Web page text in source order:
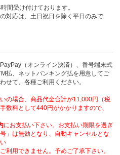
間受け付けております。
対応は、土日祝日を除く平日のみで
（オンライン決済）、番号端末式
払、ネットバンキング払を用意してご
せて、各種ご利用ください。
の場合、商品代金合計が11,000円（税
数料として440円がかかりますので、
にお支払い下さい。お支払い期限を過ぎ
」は無効となり、自動キャンセルとな
利用できません。予めご了承下さい。